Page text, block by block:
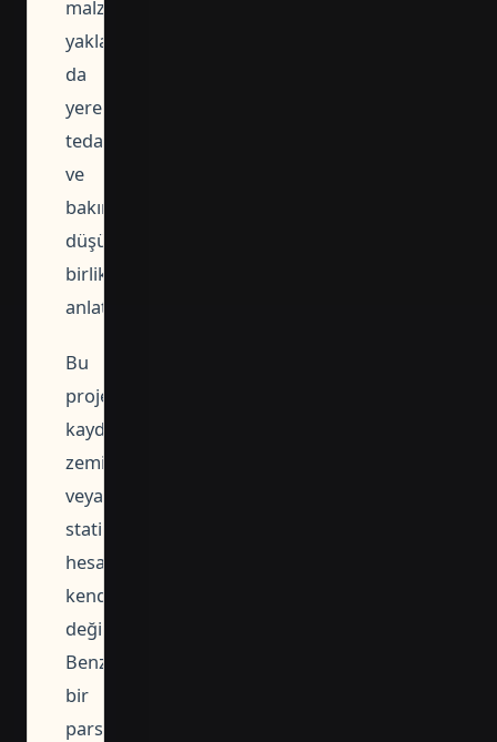
malzeme
yaklaşımı
da
yerel
tedarik
ve
bakım
düşüncesiyle
birlikte
anlatılır.
Bu
proje
kaydı
zemin
veya
statik
hesabın
kendisi
değildir.
Benzer
bir
parselde